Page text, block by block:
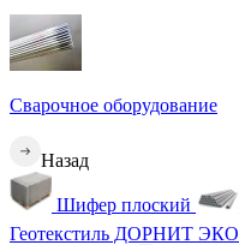
Сварочное оборудование
Назад
Шифер плоский
Геотекстиль ДОРНИТ